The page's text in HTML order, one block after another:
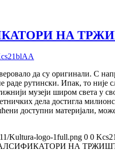
НА
да су оригинали. С
рутински. Ипак, то није
музеји широм света у
дела достигла
доступни материјали,
Kultura-logo-1full.png 0 0
НА